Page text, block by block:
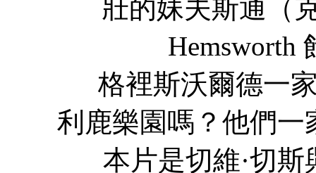
壯的妹夫斯通（
格裡斯沃爾德一家
利鹿樂園嗎？他們
本片是切維·切斯